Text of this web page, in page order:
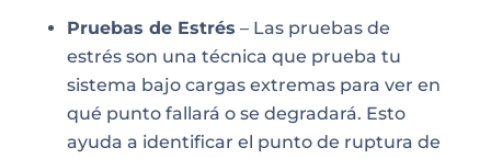
Pruebas de Estrés – Las pruebas de
estrés son una técnica que prueba tu
sistema bajo cargas extremas para ver en
qué punto fallará o se degradará. Esto
ayuda a identificar el punto de ruptura de